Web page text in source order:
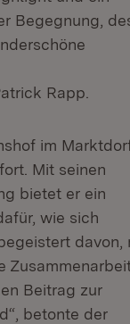
Begegnung,
Rapp.
im
Mit seinen
bietet er ein
wie sich
davon,
Beitrag zur
betonte der